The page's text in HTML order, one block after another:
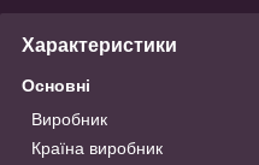
Характеристики
Основні
Виробник
Країна виробник